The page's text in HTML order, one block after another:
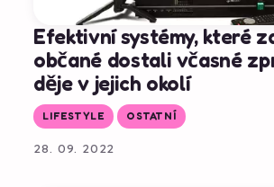
Efektivní systémy, které
občané dostali včasné
děje v jejich okolí
LIFESTYLE OSTATNÍ
28. 09. 2022